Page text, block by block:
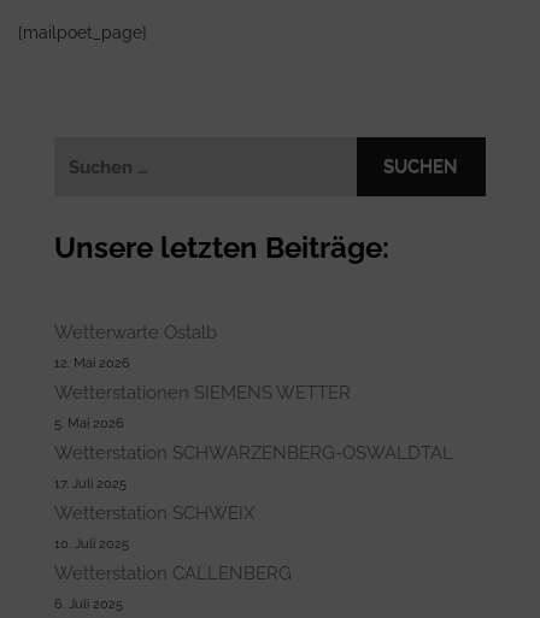
[mailpoet_page]
Unsere letzten Beiträge:
Wetterwarte Ostalb
12. Mai 2026
Wetterstationen SIEMENS WETTER
5. Mai 2026
Wetterstation SCHWARZENBERG-OSWALDTAL
17. Juli 2025
Wetterstation SCHWEIX
10. Juli 2025
Wetterstation CALLENBERG
6. Juli 2025